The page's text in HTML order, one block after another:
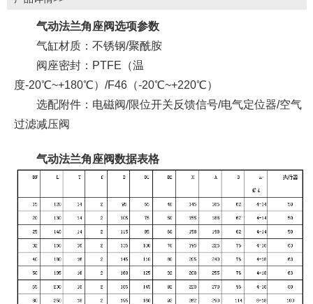
气动法兰角座阀选项参数
气缸材质：不锈钢/聚酰胺
阀座密封：PTFE（温
度-20℃~+180℃）/F46（-20℃~+220℃）
选配附件：电磁阀/限位开关反馈信号/电气定位器/空气
过滤减压阀
气动法兰角座阀数据表格